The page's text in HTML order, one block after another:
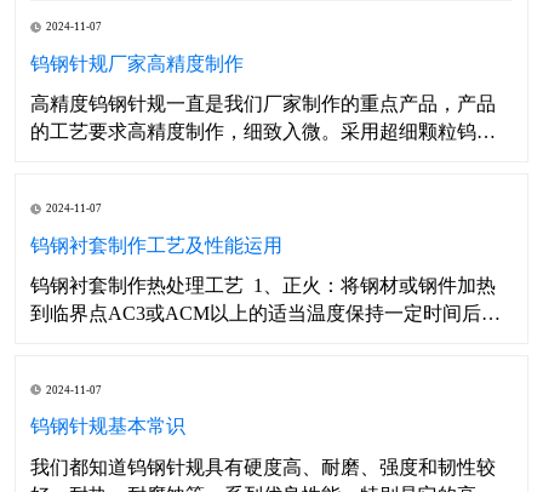
2024-11-07
钨钢针规厂家高精度制作
高精度钨钢针规一直是我们厂家制作的重点产品，产品
的工艺要求高精度制作，细致入微。采用超细颗粒钨钢
件，及粉末冶金模具，磁性材料模具。是由白钢、工具
钢、陶瓷、钨钢轴承钢等或其他材料制成的硬
2024-11-07
钨钢衬套制作工艺及性能运用
钨钢衬套制作热处理工艺 1、正火：将钢材或钢件加热
到临界点AC3或ACM以上的适当温度保持一定时间后在
段时间后，随炉缓慢冷却（或埋在砂中或石灰中冷却）
至500度以
2024-11-07
钨钢针规基本常识
我们都知道钨钢针规具有硬度高、耐磨、强度和韧性较